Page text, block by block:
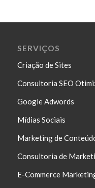
SERVIÇOS
Criação de Sites
Consultoria SEO
Google Adwords
Mídias Sociais
Marketing de
Consultoria de
E-Commerce